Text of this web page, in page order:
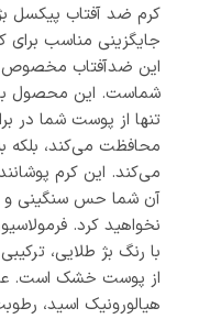
جایگزینی مناسب برای
این ضدآفتاب
شماست. این محصول با
تنها از پوست شما در
محافظت می‌کند، بلکه
می‌کند. این کرم
آن شما حس سنگینی
نخواهید کرد.
با رنگ بژ طلایی،
از پوست خشک است.
هیالورونیک اسید،